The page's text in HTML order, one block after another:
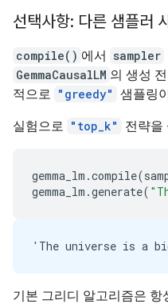
선택사항: 다른 샘플러
compile() 에서 sampler
GemmaCausalLM 의 생성
적으로 "greedy" 샘플링
실험으로 "top_k" 전략을
gemma_lm .compile(
gemma_lm .generate(
기본 그리디 알고리즘은 항